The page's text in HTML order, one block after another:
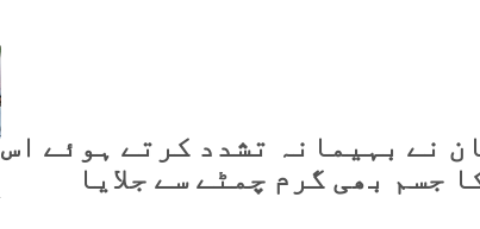
نے بہیمانہ تشدد کرتے ہوئے اس
جسم بھی گرم چمٹے سے جلایا